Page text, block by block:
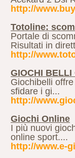
http://
Totoline:
Portale di
Risultati in
http://
GIOCHI BELLI
Giochibelli
sfidare i gi...
http://
Giochi Online
I più nuovi
online sport....
http://www.e-